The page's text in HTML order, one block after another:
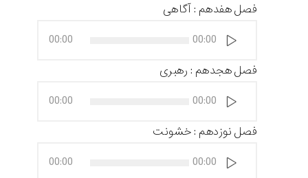
فصل هفدهم : آگاهی
صوت
00:00
00:00
فصل هجدهم : رهبری
صوت
00:00
00:00
فصل نوزدهم : خشونت
صوت
00:00
00:00